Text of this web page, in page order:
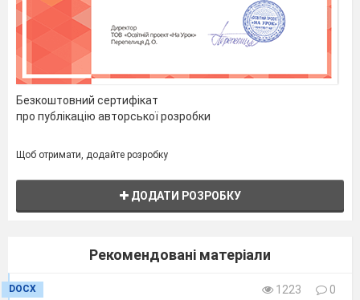
- Складемо речення за малюнками.
- Що робить буква
на малюнках?
- Складіть звуковий аналіз слів.
(Презентація )
10. Завдання Читалочки
– Читають ряди букв зліва направо і
згори донизу спочатку повільно, а потім у
Безкоштовний сертифікат
про публікацію авторської розробки
Щоб отримати, додайте розробку
ДОДАТИ РОЗРОБКУ
Рекомендовані матеріали
DOCX 1223
0